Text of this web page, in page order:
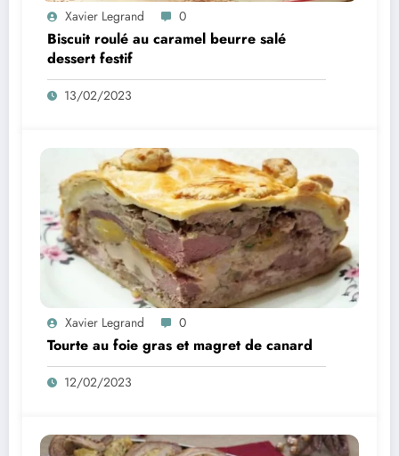
Xavier Legrand 0
Biscuit roulé au caramel beurre salé
dessert festif
13/02/2023
Xavier Legrand 0
Tourte au foie gras et magret de canard
12/02/2023